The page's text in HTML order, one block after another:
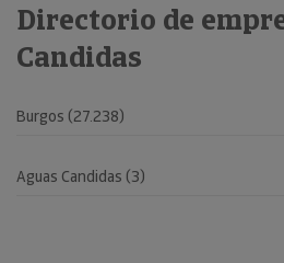
Directorio de
Candidas